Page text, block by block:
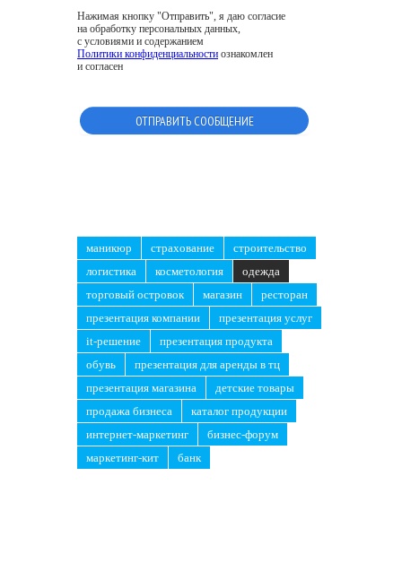
Нажимая кнопку "Отправить", я даю согласие
на обработку персональных данных,
с условиями и содержанием
Политики конфиденциальности ознакомлен
и согласен
маникюр страхование
строительство
логистика
косметология
одежда
торговый островок
магазин
ресторан
презентация компании
презентация услуг
it-решение
презентация продукта
обувь
презентация для аренды в тц
презентация магазина
детские товары
продажа бизнеса
каталог продукции
интернет-маркетинг
бизнес-форум
маркетинг-кит
банк